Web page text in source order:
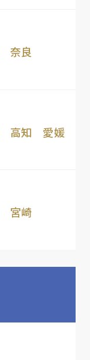
奈良
高知
愛媛
宮崎